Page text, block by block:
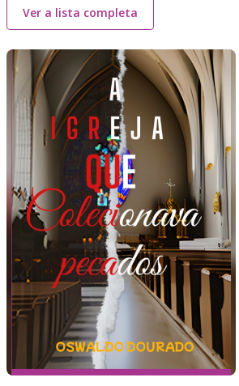
Ver a lista completa